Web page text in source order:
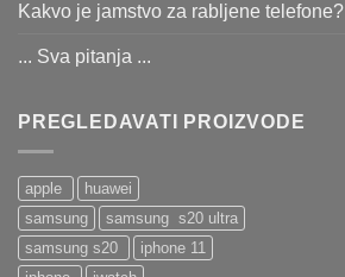
Kakvo je jamstvo za rabljene telefone?
... Sva pitanja ...
PREGLEDAVATI PROIZVODE
apple
huawei
samsung
samsung s20 ultra
samsung s20
iphone 11